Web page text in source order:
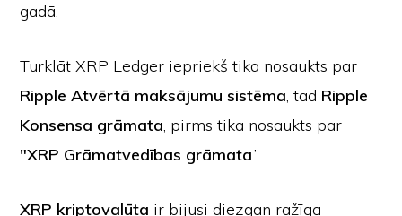
gadā.
Turklāt XRP Ledger iepriekš tika nosaukts par
Ripple Atvērtā maksājumu sistēma, tad Ripple
Konsensa grāmata, pirms tika nosaukts par
"XRP Grāmatvedības grāmata.’
XRP kriptovalūta ir bijusi diezgan ražīga